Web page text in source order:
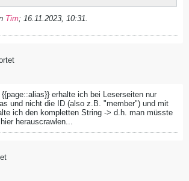
Tim; 16.11.2023, 10:31
erhalte ich bei Leserseiten nur
und nicht die ID (also z.B. "member") und mit
ich den kompletten String -> d.h. man müsste
herauscrawlen...